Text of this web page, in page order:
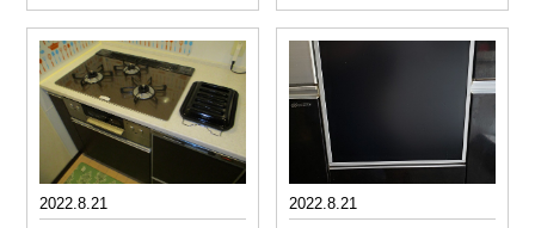
2022.8.21 2022.8.21